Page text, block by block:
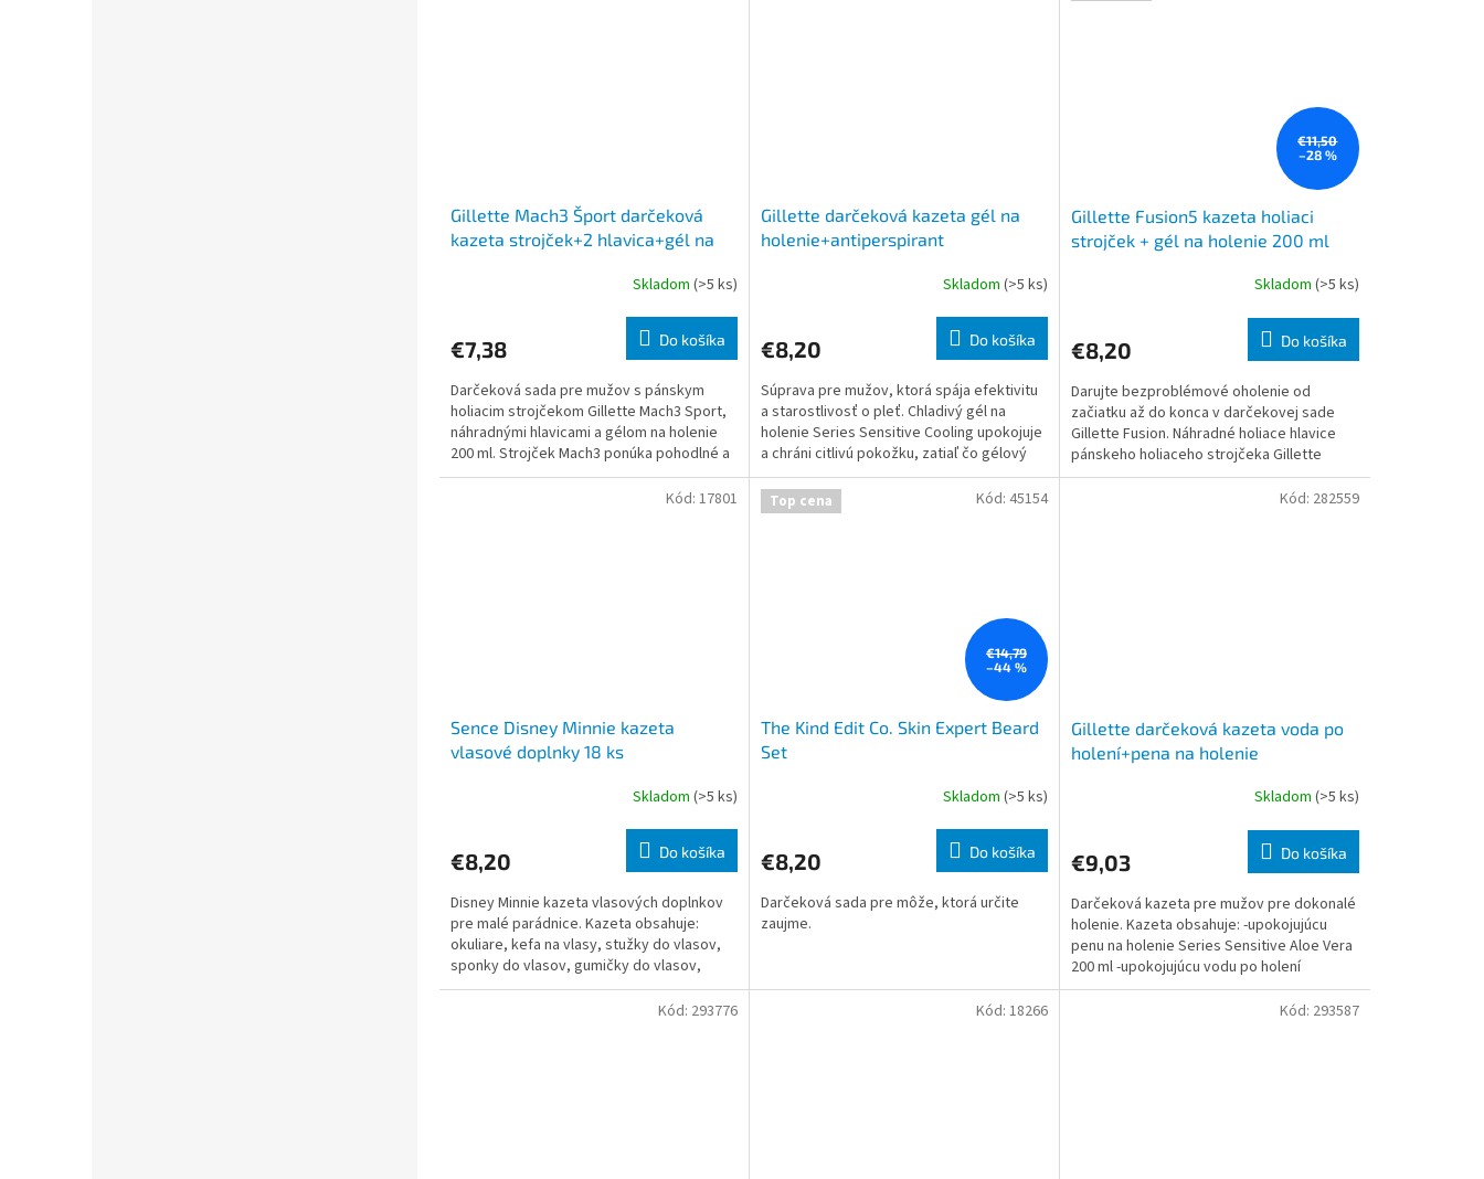
Gillette Mach3 Šport darčeková
kazeta strojček+2 hlavica+gél na
Skladom (>5 ks)
€7,38 Do košíka
Darčeková sada pre mužov s pánskym
holiacim strojčekom Gillette Mach3 Sport,
náhradnými hlavicami a gélom na holenie
200 ml. Strojček Mach3 ponúka pohodlné a
účinné oholenie vďaka
Gillette darčeková kazeta gél na
holenie+antiperspirant
Skladom (>5 ks)
€8,20 Do košíka
Súprava pre mužov, ktorá spája efektivitu
a starostlivosť o pleť. Chladivý gél na
holenie Series Sensitive Cooling upokojuje
a chráni citlivú pokožku, zatiaľ čo gélový
antiperspira
€11,50
–28 %
Gillette Fusion5 kazeta holiaci
strojček + gél na holenie 200 ml
Skladom (>5 ks)
€8,20 Do košíka
Darujte bezproblémové oholenie od
začiatku až do konca v darčekovej sade
Gillette Fusion. Náhradné holiace hlavice
pánskeho holiaceho strojčeka Gillette
Fusion5 majú 5 čepieľok
Sence Disney Minnie kazeta
vlasové doplnky 18 ks
Skladom (>5 ks)
€8,20 Do košíka
Disney Minnie kazeta vlasových doplnkov
pre malé parádnice. Kazeta obsahuje:
okuliare, kefa na vlasy, stužky do vlasov,
sponky do vlasov, gumičky do vlasov,
náramky
Kód: 17801 Top cena
€14,79
–44 %
The Kind Edit Co. Skin Expert Beard
Set
Skladom (>5 ks)
€8,20 Do košíka
Darčeková sada pre môže, ktorá určite
zaujme.
Kód: 45154
Gillette darčeková kazeta voda po
holení+pena na holenie
Skladom (>5 ks)
€9,03 Do košíka
Darčeková kazeta pre mužov pre dokonalé
holenie. Kazeta obsahuje: -upokojujúcu
penu na holenie Series Sensitive Aloe Vera
200 ml -upokojujúcu vodu po holení
Refreshing Arctic I
Kód: 282559
Kód: 293776 Kód: 18266 Kód: 293587